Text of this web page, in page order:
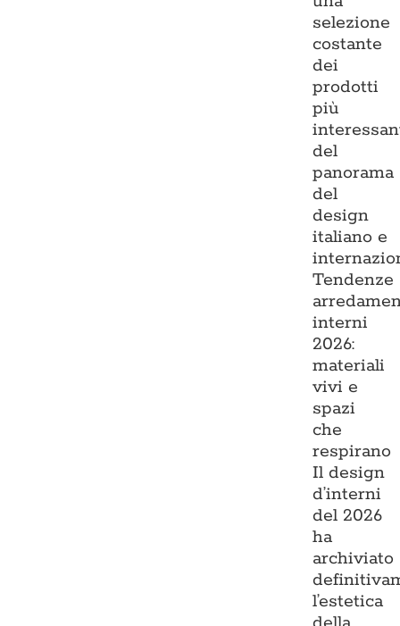
selezione
costante
dei
prodotti
più
del
panorama
del
design
italiano e
Tendenze
interni
2026:
materiali
vivi e
spazi
che
respirano
Il design
d’interni
del 2026
ha
archiviato
l’estetica